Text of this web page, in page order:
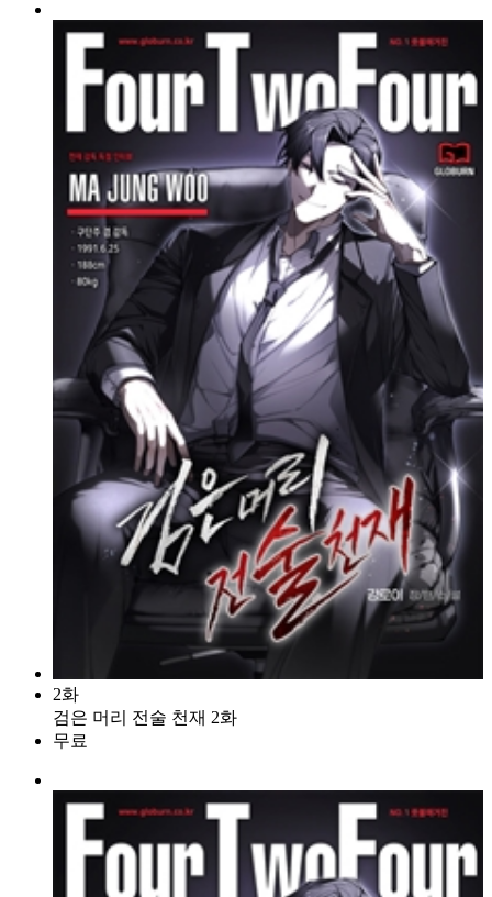
2화
검은 머리 전술 천재 2화
무료